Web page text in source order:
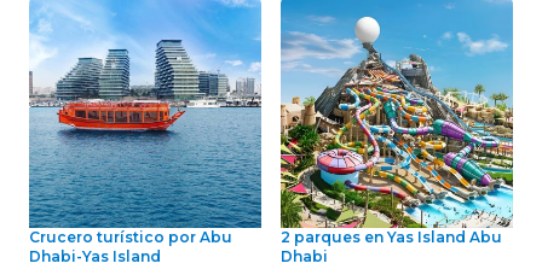
Crucero turístico por Abu
Dhabi-Yas Island
2 parques en Yas Island Abu
Dhabi